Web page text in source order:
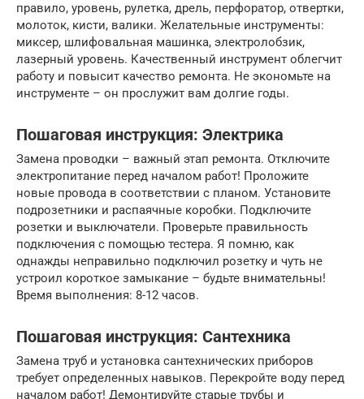
правило, уровень, рулетка, дрель, перфоратор, отвертки,
молоток, кисти, валики. Желательные инструменты:
миксер, шлифовальная машинка, электролобзик,
лазерный уровень. Качественный инструмент облегчит
работу и повысит качество ремонта. Не экономьте на
инструменте – он прослужит вам долгие годы.
Пошаговая инструкция: Электрика
Замена проводки – важный этап ремонта. Отключите
электропитание перед началом работ! Проложите
новые провода в соответствии с планом. Установите
подрозетники и распаячные коробки. Подключите
розетки и выключатели. Проверьте правильность
подключения с помощью тестера. Я помню, как
однажды неправильно подключил розетку и чуть не
устроил короткое замыкание – будьте внимательны!
Время выполнения: 8-12 часов.
Пошаговая инструкция: Сантехника
Замена труб и установка сантехнических приборов
требует определенных навыков. Перекройте воду перед
началом работ! Демонтируйте старые трубы и